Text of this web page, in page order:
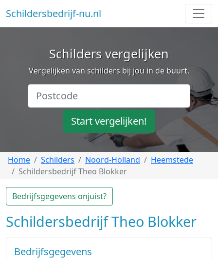
Schildersbedrijf-nu.nl
Schilders vergelijken
Vergelijken van schilders bij jou in de buurt.
Start vergelijken!
Home Schilders Noord-Holland
Heemstede
Schildersbedrijf Theo Blokker
Bedrijfsgegevens onjuist?
Schildersbedrijf Theo Blokker
Bedrijfsgegevens